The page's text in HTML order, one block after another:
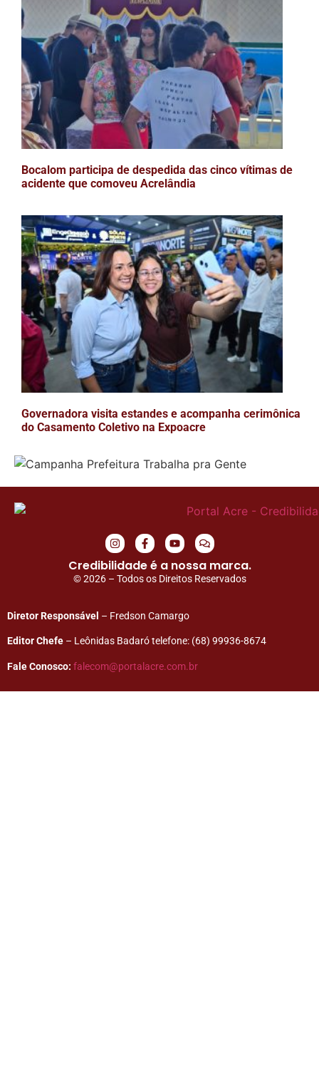
Bocalom participa de despedida das cinco vítimas de
acidente que comoveu Acrelândia
Governadora visita estandes e acompanha cerimônica
do Casamento Coletivo na Expoacre
Credibilidade é a nossa marca.
© 2026 – Todos os Direitos Reservados
Diretor Responsável – Fredson Camargo
Editor Chefe – Leônidas Badaró telefone: (68) 99936-8674
Fale Conosco: falecom@portalacre.com.br